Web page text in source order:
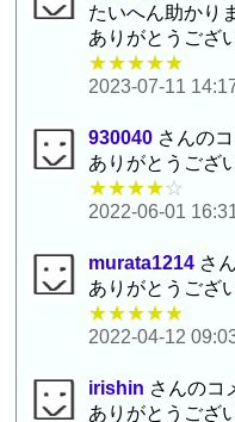
たいへん助かり
ありがとうござ
★★★★★
2023-07-11
930040 さんの
ありがとうござ
★★★★☆
2022-06-01
murata1214 さ
ありがとうござ
★★★★★
2022-04-12
irishin さんのコ
ありがとうござ